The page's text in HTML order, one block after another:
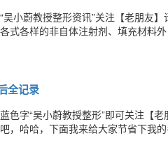
吴小蔚教授整形资讯”关注【老朋友
式各样的非自体注射剂、填充材料
全记录
色字“吴小蔚教授整形”即可关注【
，哈哈，下面我来给大家节省下我